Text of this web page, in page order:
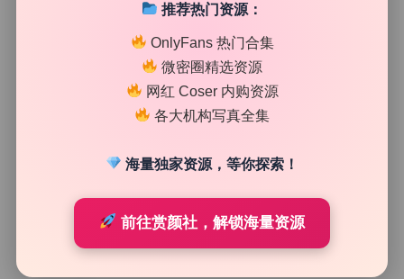
梦小楠小夜猫 嫩模高清视频10套写真合集9.58G 无水印
推荐热门资源：
OnlyFans 热门合集
微密圈精选资源
网红 Coser 内购资源
各大机构写真全集
海量独家资源，等你探索！
前往赏颜社，解锁海量资源